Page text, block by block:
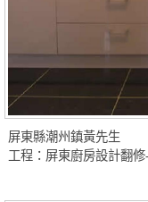
屏東縣潮州鎮黃先生
工程：屏東廚房設計翻